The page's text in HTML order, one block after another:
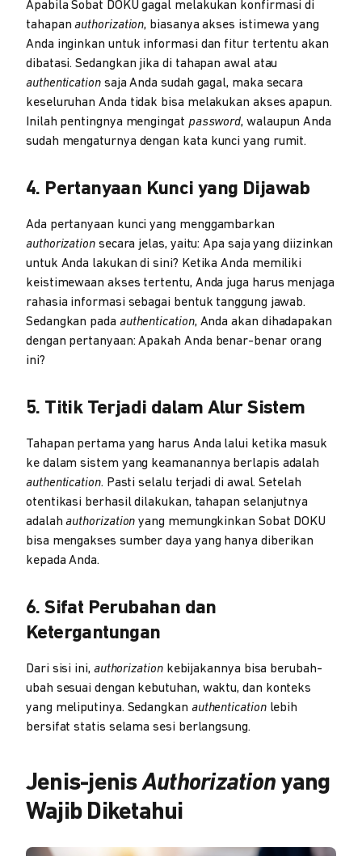
Apabila Sobat DOKU gagal melakukan konfirmasi di
tahapanauthorization, biasanya akses istimewa yang
Anda inginkan untuk informasi dan fitur tertentu akan
dibatasi. Sedangkan jika di tahapan awal atau
authenticationsaja Anda sudah gagal, maka secara
keseluruhan Anda tidak bisa melakukan akses apapun.
Inilah pentingnya mengingat password, walaupun Anda
sudah mengaturnya dengan kata kunci yang rumit.
4. Pertanyaan Kunci yang Dijawab
Ada pertanyaan kunci yang menggambarkan
authorizationsecara jelas, yaitu: Apa saja yang diizinkan
untuk Anda lakukan di sini? Ketika Anda memiliki
keistimewaan akses tertentu, Anda juga harus menjaga
rahasia informasi sebagai bentuk tanggung jawab.
Sedangkan pada authentication, Anda akan dihadapakan
dengan pertanyaan: Apakah Anda benar-benar orang
ini?
5. Titik Terjadi dalam Alur Sistem
Tahapan pertama yang harus Anda lalui ketika masuk
ke dalam sistem yang keamanannya berlapis adalah
authentication. Pasti selalu terjadi di awal. Setelah
otentikasi berhasil dilakukan, tahapan selanjutnya
adalahauthorizationyang memungkinkan Sobat DOKU
bisa mengakses sumber daya yang hanya diberikan
kepada Anda.
6. Sifat Perubahan dan
Ketergantungan
Dari sisi ini, authorizationkebijakannya bisa berubah-
ubah sesuai dengan kebutuhan, waktu, dan konteks
yang meliputinya. Sedangkan authenticationlebih
bersifat statis selama sesi berlangsung.
Jenis-jenisAuthorization yang
Wajib Diketahui